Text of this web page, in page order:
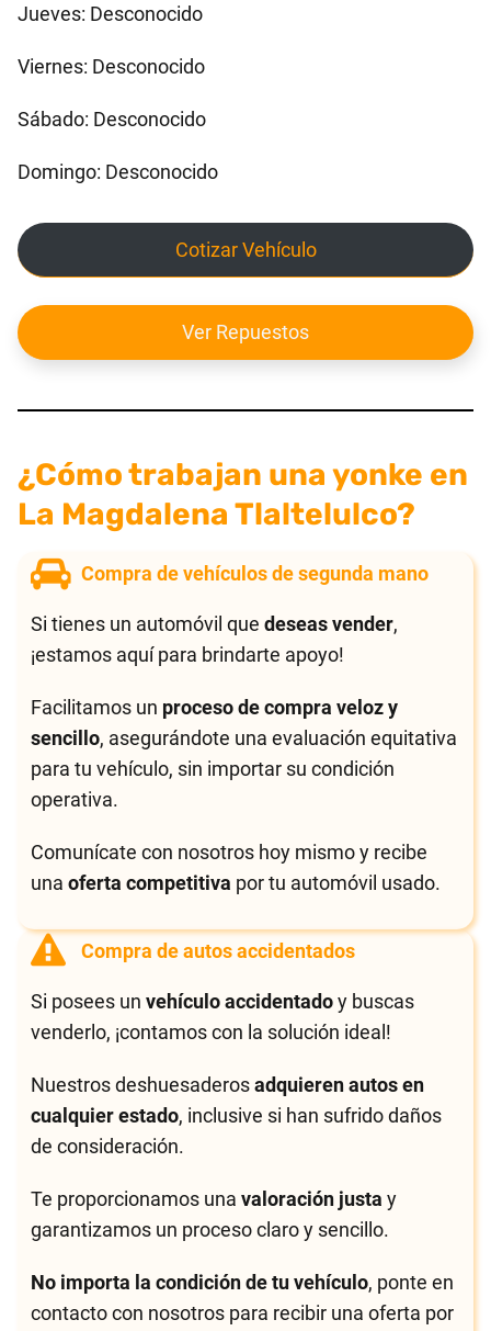
Jueves: Desconocido
Viernes: Desconocido
Sábado: Desconocido
Domingo: Desconocido
Cotizar Vehículo
Ver Repuestos
¿Cómo trabajan una yonke en
La Magdalena Tlaltelulco?
Compra de vehículos de segunda mano
Si tienes un automóvil quedeseas vender,
¡estamos aquí para brindarte apoyo!
Facilitamos un proceso de compra veloz y
sencillo, asegurándote una evaluación equitativa
para tu vehículo, sin importar su condición
operativa.
Comunícate con nosotros hoy mismo y recibe
unaoferta competitiva por tu automóvil usado.
Compra de autos accidentados
Si posees unvehículo accidentadoy buscas
venderlo, ¡contamos con la solución ideal!
Nuestros deshuesaderosadquieren autos en
cualquier estado, inclusive si han sufrido daños
de consideración.
Te proporcionamos unavaloración justa y
garantizamos un proceso claro y sencillo.
No importa la condición de tu vehículo, ponte en
contacto con nosotros para recibir una oferta por